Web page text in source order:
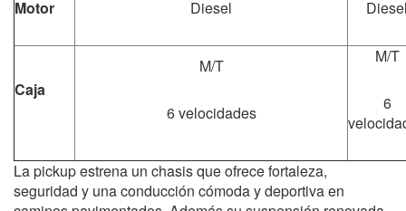
Motor Diesel
Caja
M/T
6 velocidades
M/T
6
La pickup estrena un chasis que ofrece fortaleza,
seguridad y una conducción cómoda y deportiva en